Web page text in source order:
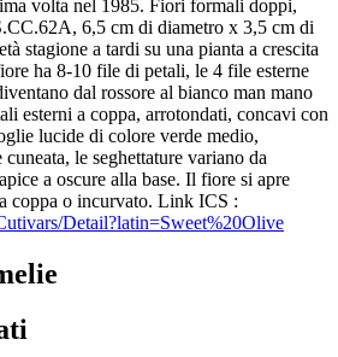
volta nel 1985. Fiori formali doppi,
6,5 cm di diametro x 3,5 cm di
stagione a tardi su una pianta a crescita
ha 8-10 file di petali, le 4 file esterne
dal rossore al bianco man mano
esterni a coppa, arrotondati, concavi con
lucide di colore verde medio,
le seghettature variano da
a oscure alla base. Il fiore si apre
coppa o incurvato. Link ICS :
Detail?latin=Sweet%20Olive